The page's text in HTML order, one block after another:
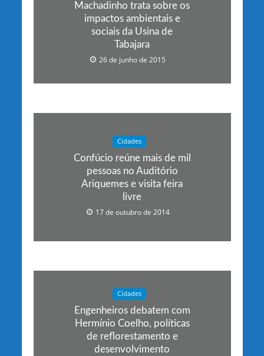
Machadinho trata sobre os
impactos ambientais e
sociais da Usina de
Tabajara
26 de junho de 2015
Cidades
Confúcio reúne mais de mil
pessoas no Auditório
Ariquemes e visita feira
livre
17 de outubro de 2014
Cidades
Engenheiros debatem com
Hermínio Coelho, políticas
de reflorestamento e
desenvolvimento